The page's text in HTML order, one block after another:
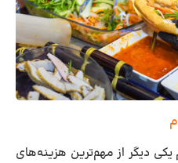
دیگر از مهم‌ترین هزینه‌های